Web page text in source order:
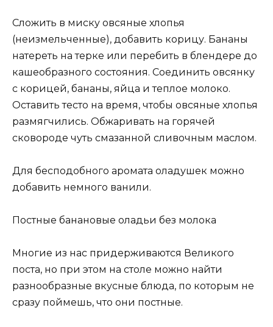
Сложить в миску овсяные хлопья
(неизмельченные), добавить корицу. Бананы
натереть на терке или перебить в блендере до
кашеобразного состояния. Соединить овсянку
с корицей, бананы, яйца и теплое молоко.
Оставить тесто на время, чтобы овсяные хлопья
размягчились. Обжаривать на горячей
сковороде чуть смазанной сливочным маслом.
Для бесподобного аромата оладушек можно
добавить немного ванили.
Постные банановые оладьи без молока
Многие из нас придерживаются Великого
поста, но при этом на столе можно найти
разнообразные вкусные блюда, по которым не
сразу поймешь, что они постные.